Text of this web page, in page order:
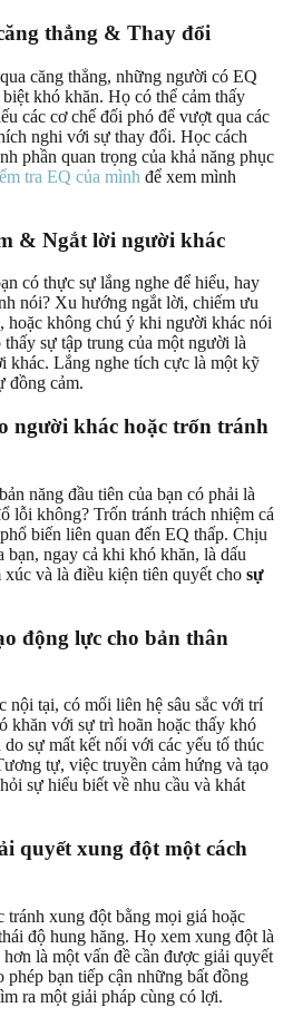
thẳng & Thay đổi
căng thẳng, những người có EQ
khó khăn. Họ có thể cảm thấy
các cơ chế đối phó để vượt qua các
nghi với sự thay đổi. Học cách
phần quan trọng của khả năng phục
tra EQ của mình để xem mình
& Ngắt lời người khác
có thực sự lắng nghe để hiểu, hay
nói? Xu hướng ngắt lời, chiếm ưu
hoặc không chú ý khi người khác nói
sự tập trung của một người là
khác. Lắng nghe tích cực là một kỹ
đồng cảm.
người khác hoặc trốn tránh
năng đầu tiên của bạn có phải là
lỗi không? Trốn tránh trách nhiệm cá
biến liên quan đến EQ thấp. Chịu
bạn, ngay cả khi khó khăn, là dấu
và là điều kiện tiên quyết cho sự
động lực cho bản thân
tại, có mối liên hệ sâu sắc với trí
khăn với sự trì hoãn hoặc thấy khó
do sự mất kết nối với các yếu tố thúc
tự, việc truyền cảm hứng và tạo
sự hiểu biết về nhu cầu và khát
quyết xung đột một cách
xung đột bằng mọi giá hoặc
độ hung hăng. Họ xem xung đột là
là một vấn đề cần được giải quyết
phép bạn tiếp cận những bất đồng
ra một giải pháp cùng có lợi.